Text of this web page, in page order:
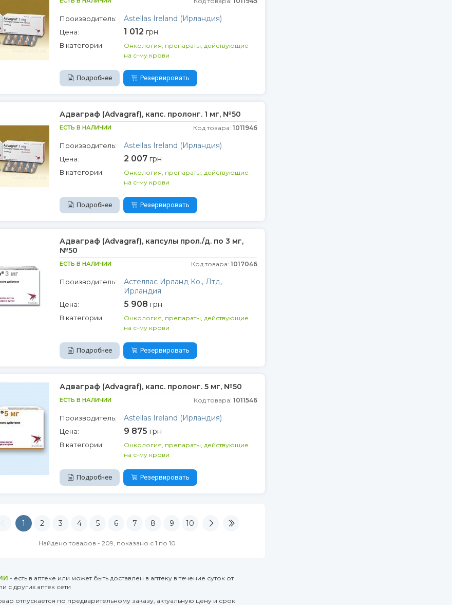
Производитель: Astellas Ireland (Ирландия)
Цена: 1 012 грн
В категории:
Онкология, препараты, действующие
на с-му крови
Подробнее Резервировать
Адваграф (Advagraf), капс. пролонг. 1 мг, №50
ЕСТЬ В НАЛИЧИИ Код товара: 1011946
Производитель: Astellas Ireland (Ирландия)
Цена: 2 007грн
В категории:
Онкология, препараты, действующие
на с-му крови
Подробнее Резервировать
Адваграф (Advagraf), капсулы прол./д. по 3 мг,
№50
ЕСТЬ В НАЛИЧИИ Код товара: 1017046
Производитель:
Астеллас Ирланд Ко., Лтд,
Ирландия
Цена: 5 908 грн
В категории:
Онкология, препараты, действующие
на с-му крови
Подробнее Резервировать
Адваграф (Advagraf), капс. пролонг. 5 мг, №50
ЕСТЬ В НАЛИЧИИ Код товара: 1011546
Производитель: Astellas Ireland (Ирландия)
Цена: 9 875 грн
В категории:
Онкология, препараты, действующие
на с-му крови
Подробнее Резервировать
1 2 3 4 5 6 7 8 9 10
Найдено товаров - 209, показано с 1 по 10
- есть в аптеке или может быть доставлен в аптеку в течение суток от
с других аптек сети
отпускается по предварительному заказу, актуальную цену и срок